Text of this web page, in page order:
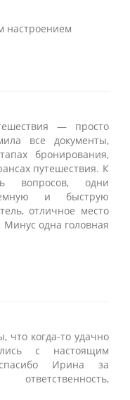
настроением
— просто
все документы,
бронирования,
путешествия. К
вопросов, одни
и быструю
отличное место
одна головная
что когда-то удачно
с настоящим
Ирина за